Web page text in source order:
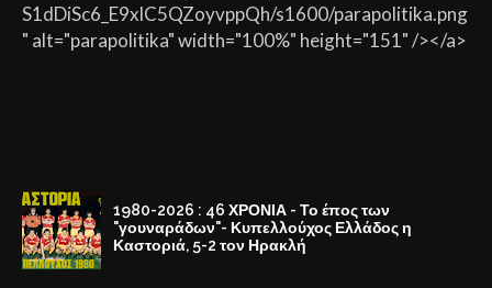
S1dDiSc6_E9xlC5QZoyvppQh/s1600/parapolitika.png
" alt="parapolitika" width="100%" height="151" /></a>
1980-2026 : 46 ΧΡΟΝΙΑ - Το έπος των
"γουναράδων"- Κυπελλούχος Ελλάδος η
Καστοριά, 5-2 τον Ηρακλή